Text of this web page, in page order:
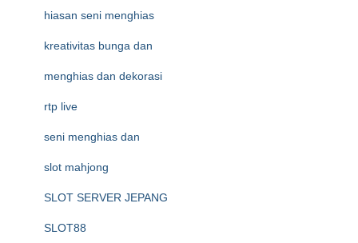
hiasan seni menghias
kreativitas bunga dan
menghias dan dekorasi
rtp live
seni menghias dan
slot mahjong
SLOT SERVER JEPANG
SLOT88